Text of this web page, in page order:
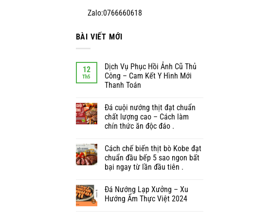
Zalo:0766660618
BÀI VIẾT MỚI
12
Th5
Dịch Vụ Phục Hồi Ảnh Cũ Thủ
Công – Cam Kết Y Hình Mới
Thanh Toán
Đá cuội nướng thịt đạt chuẩn
chất lượng cao – Cách làm
chín thức ăn độc đáo .
Cách chế biến thịt bò Kobe đạt
chuẩn đầu bếp 5 sao ngon bất
bại ngay từ lần đầu tiên .
Đá Nướng Lạp Xưởng – Xu
Hướng Ẩm Thực Việt 2024